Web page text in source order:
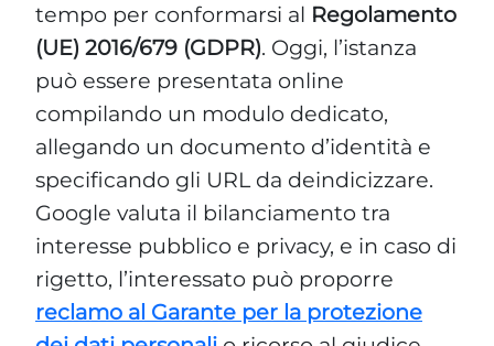
tempo per conformarsi al Regolamento
(UE) 2016/679 (GDPR). Oggi, l’istanza
può essere presentata online
compilando un modulo dedicato,
allegando un documento d’identità e
specificando gli URL da deindicizzare.
Google valuta il bilanciamento tra
interesse pubblico e privacy, e in caso di
rigetto, l’interessato può proporre
reclamo al Garante per la protezione